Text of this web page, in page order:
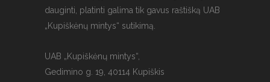
dauginti, platinti galima tik gavus raštišką UAB
„Kupiškėnų mintys“ sutikimą.
UAB „Kupiškėnų mintys“,
Gedimino g. 19, 40114 Kupiškis